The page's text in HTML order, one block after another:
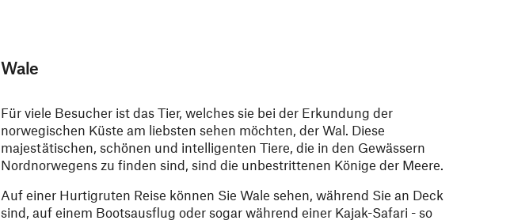
Wale
Für viele Besucher ist das Tier, welches sie bei der Erkundung der
norwegischen Küste am liebsten sehen möchten, der Wal. Diese
majestätischen, schönen und intelligenten Tiere, die in den Gewässern
Nordnorwegens zu finden sind, sind die unbestrittenen Könige der Meere.
Auf einer Hurtigruten Reise können Sie Wale sehen, während Sie an Deck
sind, auf einem Bootsausflug oder sogar während einer Kajak-Safari - so